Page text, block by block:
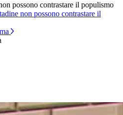
possono contrastare il populismo
non possono contrastare il